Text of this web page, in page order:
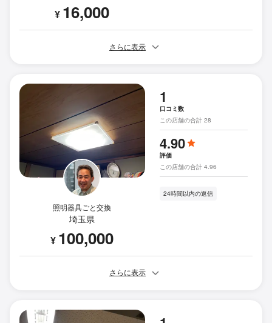
¥ 16,000
さらに表示
照明器具ごと交換
埼玉県
¥ 100,000
1
口コミ数
この店舗の合計 28
4.90
評価
この店舗の合計 4.96
24時間以内の返信
さらに表示